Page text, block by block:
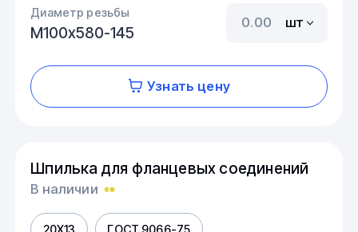
Диаметр резьбы
М100х580-145
шт
Узнать цену
Шпилька для фланцевых соединений
В наличии
20Х13 ГОСТ 9066-75